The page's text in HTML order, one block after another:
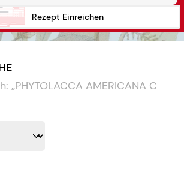
Rezept Einreichen
„PHYTOLACCA AMERICANA C